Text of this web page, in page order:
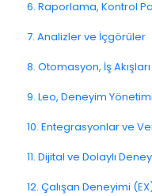
4.2. E-posta Anketleri
4.4. Bağlantı ve QR
4.5. Web Açılır
4.8. WhatsApp
4.9. Kiosk /
4.10. CATI / IVR /
4.11. Kanal Dağıtımı
Spam
Geri Bildirim
Müşteri Yanıtlama
Geri Bildirimlerle
Atama
5.4. Geri Bildirim
5.10. Geri Bildirimleri
6. Raporlama, Kontrol
NPS
CSAT
Raporlama 2025
6.3. Dashboard
7. Analizler ve İçgörüler
7.6. Etken Analizi
8. Otomasyon, İş
8.2. Kurallar ve
8.5. İş Akışı
9. Leo, Deneyim
10. Entegrasyonlar ve
10.10. Veri Modeli ve
11. Dijital ve Dolaylı
11.7. Yolculuk
12. Çalışan Deneyimi